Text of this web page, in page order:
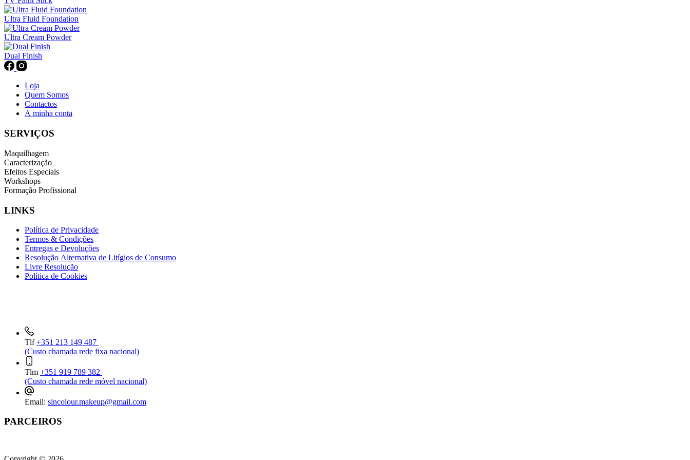
Ultra Fluid Foundation
Ultra Cream Powder
Dual Finish
Loja
Quem Somos
Contactos
A minha conta
SERVIÇOS
Maquilhagem
Caracterização
Efeitos Especiais
Workshops
Formação Profissional
LINKS
Política de Privacidade
Termos & Condições
Entregas e Devoluções
Resolução Alternativa de Litígios de Consumo
Livre Resolução
Política de Cookies
Tlf+351 213 149 487
(Custo chamada rede fixa nacional)
Tlm +351 919 789 382
(Custo chamada rede móvel nacional)
Email: sincolour.makeup@gmail.com
PARCEIROS